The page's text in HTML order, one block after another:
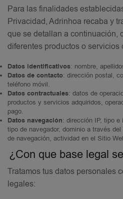
Para las finalidades
Privacidad, Adrinhoa recaba y
que se detallan a continuación,
diferentes productos o
Datos identificativos: nombre,
Datos de contacto: dirección postal,
teléfono móvil.
Datos contractuales: datos de
productos y servicios adquiridos,
pago.
Datos navegación: dirección IP, tipo
tipo de navegador, dominio a través
de navegación, actividad en el Sitio
¿Con que base legal
Tratamos tus datos personales
legales: